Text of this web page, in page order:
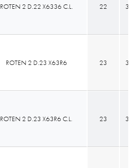
ROTEN 2 D.22 X6336 C.L.
ROTEN 2 D.23 X63R6
ROTEN 2 D.23 X63R6 C.L.
22 35,4
23 35,4
23 35,4